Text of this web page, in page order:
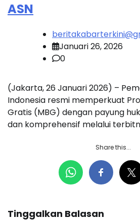
ASN
Januari 26, 2026
0
(Jakarta, 26 Januari 2026) –
Indonesia resmi memperkuat
Gratis (MBG) dengan payung
dan komprehensif melalui
Share this...
Tinggalkan Balasan